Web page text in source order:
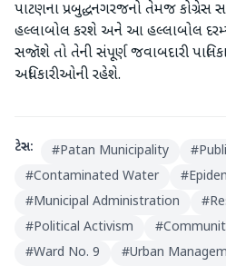
પાટણના પ્રબુદ્ધનગરજનો તેમજ કોગ્રેસ
હલ્લાબોલ કરશે અને આ હલ્લાબોલ
સજૉશે તો તેની સંપૂર્ણ જવાબદારી
અધિકારીઓની રહેશે.
ટેગ્સ: #Patan Municipality #
#Contaminated Water #
#Municipal Administration #
#Political Activism #
#Ward No. 9 #Urban